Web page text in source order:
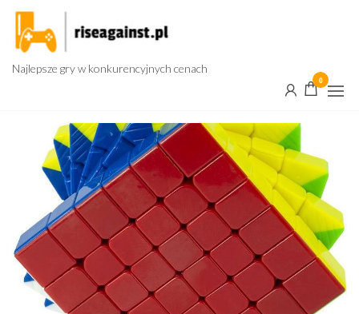
Przejdź
treści
Najlepsze gry w konkurencyjnych cenach
0